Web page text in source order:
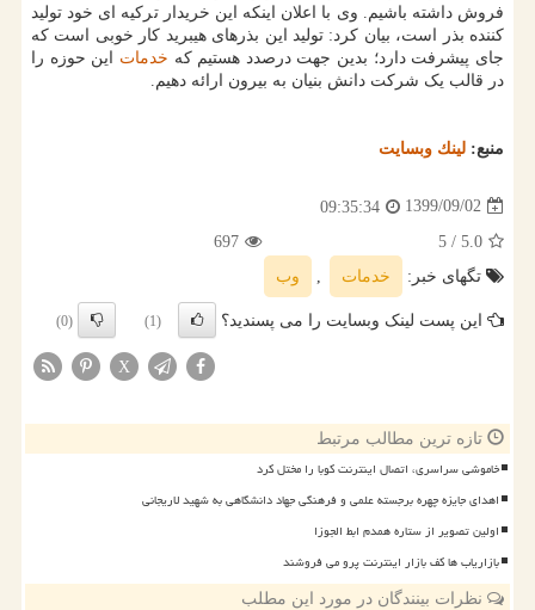
فروش داشته باشیم. وی با اعلان اینکه این خریدار ترکیه ای خود تولید
کننده بذر است، بیان کرد: تولید این بذرهای هیبرید کار خوبی است که
جای پیشرفت دارد؛ بدین جهت درصدد هستیم که خدمات این حوزه را
در قالب یک شرکت دانش بنیان به بیرون ارائه دهیم.
منبع: لینك وبسایت
1399/09/02
09:35:34
5.0
/ 5
697
تگهای خبر:
خدمات , وب
این پست لینک وبسایت را می پسندید؟ (1)
(0)
X
تازه ترین مطالب مرتبط
خاموشی سراسری، اتصال اینترنت کوبا را مختل کرد
اهدای جایزه چهره برجسته علمی و فرهنگی جهاد دانشگاهی به شهید لاریجانی
اولین تصویر از ستاره همدم ابط الجوزا
بازاریاب ها کف بازار اینترنت پرو می فروشند
نظرات بینندگان در مورد این مطلب